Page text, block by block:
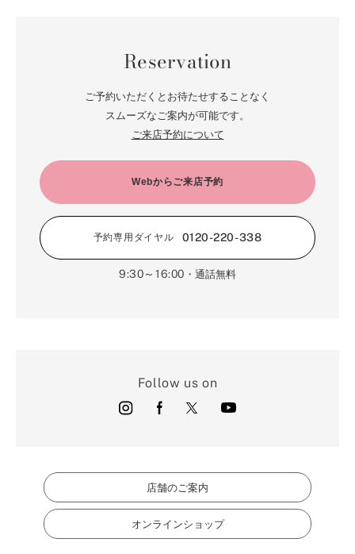
Reservation
ご予約いただくとお待たせすることなく
スムーズなご案内が可能です。
ご来店予約について
Webからご来店予約
予約専用ダイヤル 0120-220-338
9:30～16:00 ・通話無料
Follow us on
店舗のご案内
オンラインショップ